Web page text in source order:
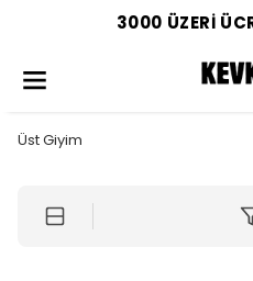
3000 ÜZERİ
Üst Giyim